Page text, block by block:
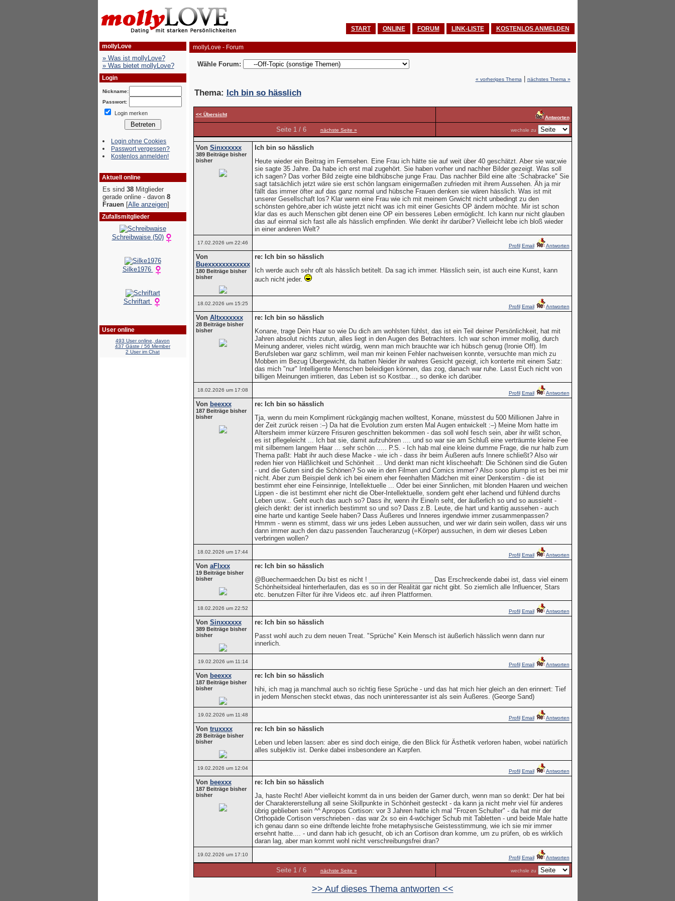
START ONLINE FORUM LINK-LISTE KOSTENLOS ANMELDEN
mollyLove
» Was ist mollyLove?
» Was bietet mollyLove?
Login
Nickname:
Passwort:
Login merken
Login ohne Cookies
Passwort vergessen?
Kostenlos anmelden!
Aktuell online
Es sind 38Mitglieder
gerade online - davon 8
Frauen[Alle anzeigen]
Zufallsmitglieder
Schreibwaise (50)
Silke1976
Schriftart
User online
493 User online, davon
437 Gäste / 56 Member
2 User im Chat
mollyLove - Forum
Wähle Forum:
« vorheriges Thema| nächstes Thema »
Thema: Ich bin so hässlich
<< Übersicht
Antworten
Seite 1 / 6 nächste Seite » wechsle zu
Von Sinxxxxxx
389 Beiträge bisher
bisher
Ich bin so hässlich
Heute wieder ein Beitrag im Fernsehen. Eine Frau ich hätte sie auf weit über 40 geschätzt. Aber sie war,wie
sie sagte 35 Jahre. Da habe ich erst mal zugehört. Sie haben vorher und nachher Bilder gezeigt. Was soll
ich sagen? Das vorher Bild zeigte eine bildhübsche junge Frau. Das nachher Bild eine alte :Schabracke" Sie
sagt tatsächlich jetzt wäre sie erst schön langsam einigermaßen zufrieden mit ihrem Aussehen. Äh ja mir
fällt das immer öfter auf das ganz normal und hübsche Frauen denken sie wären hässlich. Was ist mit
unserer Gesellschaft los? Klar wenn eine Frau wie ich mit meinem Grwicht nicht unbedingt zu den
schönsten gehöre,aber ich wüste jetzt nicht was ich mit einer Gesichts OP ändern möchte. Mir ist schon
klar das es auch Menschen gibt denen eine OP ein besseres Leben ermöglicht. Ich kann nur nicht glauben
das auf einmal sich fast alle als hässlich empfinden. Wie denkt ihr darüber? Vielleicht lebe ich bloß wieder
in einer anderen Welt?
17.02.2026 um 22:46
Profil Email Antworten
Von
Buexxxxxxxxxxxx
180 Beiträge bisher
bisher
re: Ich bin so hässlich
Ich werde auch sehr oft als hässlich betitelt. Da sag ich immer. Hässlich sein, ist auch eine Kunst, kann
auch nicht jeder.
18.02.2026 um 15:25
Profil Email Antworten
Von Altxxxxxxx
28 Beiträge bisher
bisher
re: Ich bin so hässlich
Konane, trage Dein Haar so wie Du dich am wohlsten fühlst, das ist ein Teil deiner Persönlichkeit, hat mit
Jahren absolut nichts zutun, alles liegt in den Augen des Betrachters. Ich war schon immer mollig, durch
Meinung anderer, vieles nicht würdig, wenn man mich brauchte war ich hübsch genug (Ironie Off). Im
Berufsleben war ganz schlimm, weil man mir keinen Fehler nachweisen konnte, versuchte man mich zu
Mobben im Bezug Übergewicht, da hatten Neider ihr wahres Gesicht gezeigt, ich konterte mit einem Satz:
das mich "nur" Intelligente Menschen beleidigen können, das zog, danach war ruhe. Lasst Euch nicht von
billigen Meinungen irritieren, das Leben ist so Kostbar..., so denke ich darüber.
18.02.2026 um 17:08
Profil Email Antworten
Von beexxx
187 Beiträge bisher
bisher
re: Ich bin so hässlich
Tja, wenn du mein Kompliment rückgängig machen wolltest, Konane, müsstest du 500 Millionen Jahre in
der Zeit zurück reisen :–) Da hat die Evolution zum ersten Mal Augen entwickelt :–) Meine Mom hatte im
Altersheim immer kürzere Frisuren geschnitten bekommen - das soll wohl fesch sein, aber ihr wißt schon,
es ist pflegeleicht ... Ich bat sie, damit aufzuhören .... und so war sie am Schluß eine verträumte kleine Fee
mit silbernem langem Haar ... sehr schön ..... P.S. - Ich hab mal eine kleine dumme Frage, die nur halb zum
Thema paßt: Habt ihr auch diese Macke - wie ich - dass ihr beim Äußeren aufs Innere schließt? Also wir
reden hier von Häßlichkeit und Schönheit ... Und denkt man nicht klischeehaft: Die Schönen sind die Guten
- und die Guten sind die Schönen? So wie in den Filmen und Comics immer? Also sooo plump ist es bei mir
nicht. Aber zum Beispiel denk ich bei einem eher feenhaften Mädchen mit einer Denkerstirn - die ist
bestimmt eher eine Feinsinnige, Intellektuelle ... Oder bei einer Sinnlichen, mit blonden Haaren und weichen
Lippen - die ist bestimmt eher nicht die Ober-Intellektuelle, sondern geht eher lachend und fühlend durchs
Leben usw... Geht euch das auch so? Dass ihr, wenn ihr Eine/n seht, der äußerlich so und so aussieht -
gleich denkt: der ist innerlich bestimmt so und so? Dass z.B. Leute, die hart und kantig aussehen - auch
eine harte und kantige Seele haben? Dass Äußeres und Inneres irgendwie immer zusammenpassen?
Hmmm - wenn es stimmt, dass wir uns jedes Leben aussuchen, und wer wir darin sein wollen, dass wir uns
dann immer auch den dazu passenden Taucheranzug (=Körper) aussuchen, in dem wir dieses Leben
verbringen wollen?
18.02.2026 um 17:44
Profil Email Antworten
Von aFlxxx
19 Beiträge bisher
bisher
re: Ich bin so hässlich
@Buechermaedchen Du bist es nicht ! __________________ Das Erschreckende dabei ist, dass viel einem
Schönheitsideal hinterherlaufen, das es so in der Realität gar nicht gibt. So ziemlich alle Influencer, Stars
etc. benutzen Filter für ihre Videos etc. auf ihren Plattformen.
18.02.2026 um 22:52
Profil Email Antworten
Von Sinxxxxxx
389 Beiträge bisher
bisher
re: Ich bin so hässlich
Passt wohl auch zu dem neuen Treat. "Sprüche" Kein Mensch ist äußerlich hässlich wenn dann nur
innerlich.
19.02.2026 um 11:14
Profil Email Antworten
Von beexxx
187 Beiträge bisher
bisher
re: Ich bin so hässlich
hihi, ich mag ja manchmal auch so richtig fiese Sprüche - und das hat mich hier gleich an den erinnert: Tief
in jedem Menschen steckt etwas, das noch uninteressanter ist als sein Äußeres. (George Sand)
19.02.2026 um 11:48
Profil Email Antworten
Von truxxxx
28 Beiträge bisher
bisher
re: Ich bin so hässlich
Leben und leben lassen: aber es sind doch einige, die den Blick für Ästhetik verloren haben, wobei natürlich
alles subjektiv ist. Denke dabei insbesondere an Karpfen.
19.02.2026 um 12:04
Profil Email Antworten
Von beexxx
187 Beiträge bisher
bisher
re: Ich bin so hässlich
Ja, haste Recht! Aber vielleicht kommt da in uns beiden der Gamer durch, wenn man so denkt: Der hat bei
der Charaktererstellung all seine Skillpunkte in Schönheit gesteckt - da kann ja nicht mehr viel für anderes
übrig geblieben sein ^^ Apropos Cortison: vor 3 Jahren hatte ich mal "Frozen Schulter" - da hat mir der
Orthopäde Cortison verschrieben - das war 2x so ein 4-wöchiger Schub mit Tabletten - und beide Male hatte
ich genau dann so eine driftende leichte frohe metaphysische Geistesstimmung, wie ich sie mir immer
ersehnt hatte.... - und dann hab ich gesucht, ob ich an Cortison dran komme, um zu prüfen, ob es wirklich
daran lag, aber man kommt wohl nicht verschreibungsfrei dran?
19.02.2026 um 17:10
Profil Email Antworten
Seite 1 / 6 nächste Seite » wechsle zu
>> Auf dieses Thema antworten <<